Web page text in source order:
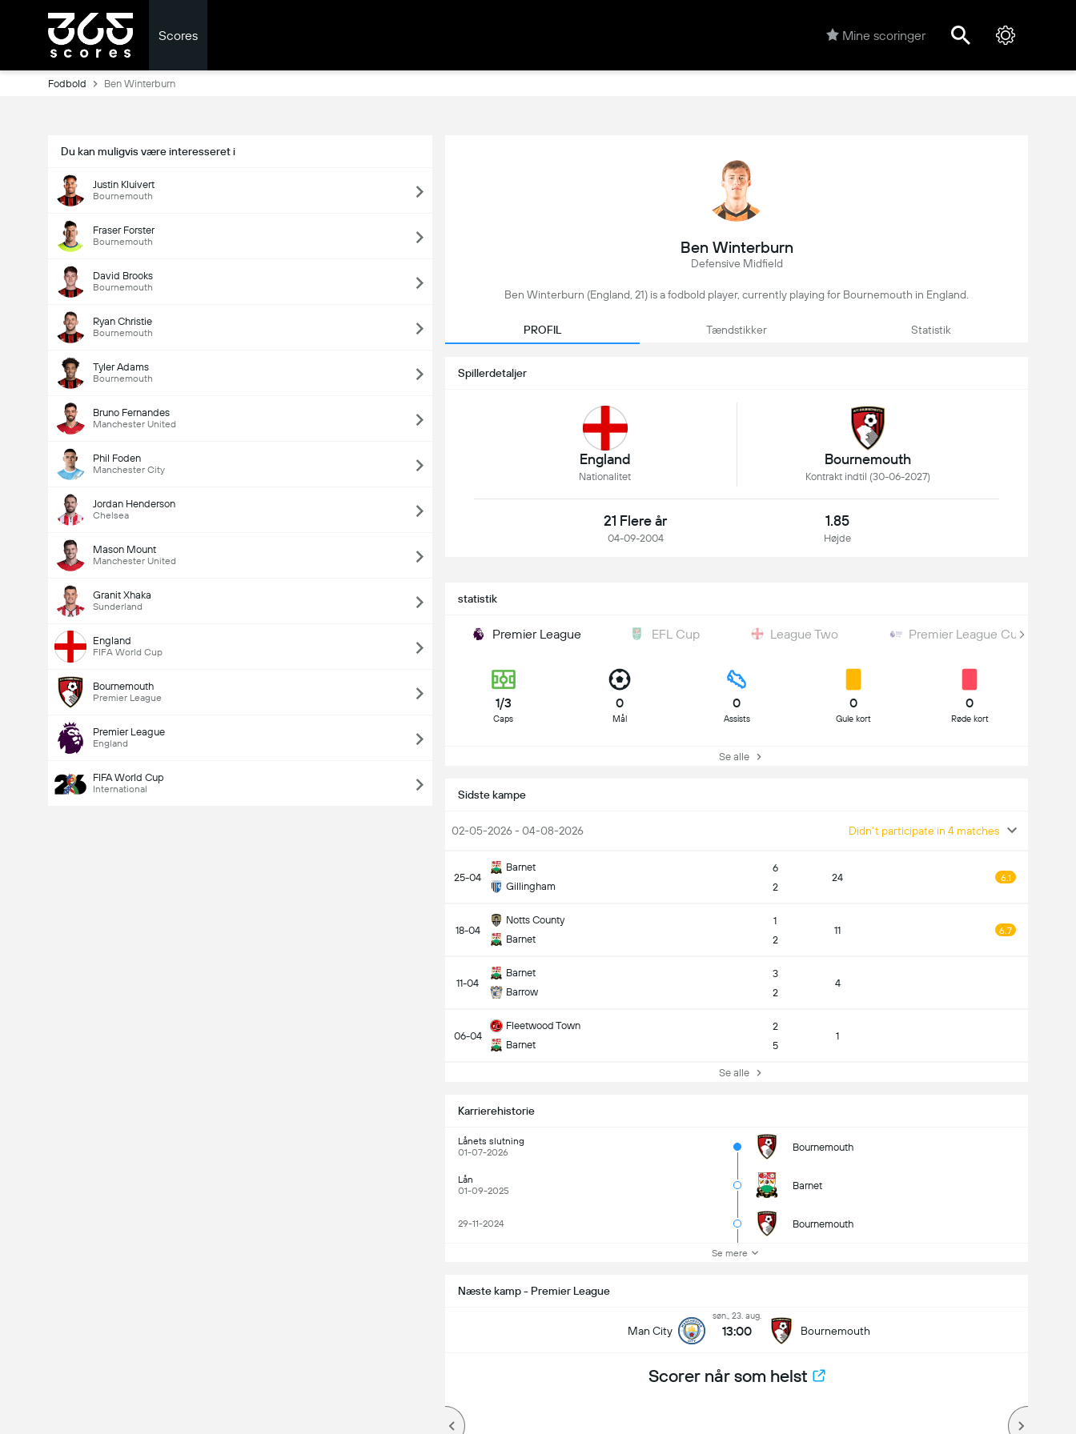
Scores Mine scoringer
Fodbold Ben Winterburn
Du kan muligvis være interesseret i
Justin Kluivert
Bournemouth
Fraser Forster
Bournemouth
David Brooks
Bournemouth
Ryan Christie
Bournemouth
Tyler Adams
Bournemouth
Bruno Fernandes
Manchester United
Phil Foden
Manchester City
Jordan Henderson
Chelsea
Mason Mount
Manchester United
Granit Xhaka
Sunderland
England
FIFA World Cup
Bournemouth
Premier League
Premier League
England
FIFA World Cup
International
Ben Winterburn
Defensive Midfield
Ben Winterburn (England, 21) is a fodbold player, currently playing for Bournemouth in England.
PROFIL Tændstikker Statistik
Spillerdetaljer
England
Nationalitet
Bournemouth
Kontrakt indtil (30-06-2027)
21 Flere år
04-09-2004
1.85
Højde
statistik
Premier League EFL Cup League Two Premier League Cup
1/3
Caps
0
Mål
0
Assists
0
Gule kort
0
Røde kort
Se alle
Næste kamp - Premier League
Man City
søn., 23. aug.
13:00 Bournemouth
Scorer når som helst
Sidste kampe
02-05-2026 - 04-08-2026 Didn't participate in 4 matches
25-04
Barnet
Gillingham
6
2
24 6.1
18-04
Notts County
Barnet
1
2
11 6.7
11-04
Barnet
Barrow
3
2
4
06-04
Fleetwood Town
Barnet
2
5
1
Se alle
Karrierehistorie
Lånets slutning
01-07-2026
Bournemouth
Lån
01-09-2025
Barnet
29-11-2024 Bournemouth
Se mere